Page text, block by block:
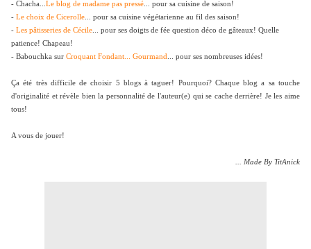
- Chacha... Le blog de madame pas pressé ... pour sa cuisine de saison!
- Le choix de Cicerolle ... pour sa cuisine végétarienne au fil des saison!
- Les pâtisseries de Cécile ... pour ses doigts de fée question déco de gâteaux! Quelle
patience! Chapeau!
- Babouchka sur Croquant Fondant... Gourmand ... pour ses nombreuses idées!
Ça été très difficile de choisir 5 blogs à taguer! Pourquoi? Chaque blog a sa touche
d'originalité et révèle bien la personnalité de l'auteur(e) qui se cache derrière! Je les aime
tous!
A vous de jouer!
... Made By TitAnick